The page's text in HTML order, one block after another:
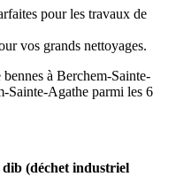
pour les travaux de
vos grands nettoyages.
à Berchem-Sainte-
Sainte-Agathe parmi les 6
dib (déchet industriel